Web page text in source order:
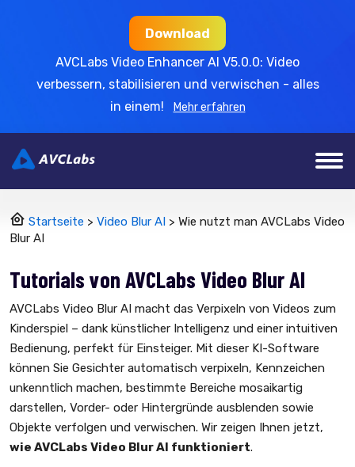
Download
AVCLabs Video Enhancer AI V5.0.0: Video
verbessern, stabilisieren und verwischen - alles
in einem!
Mehr erfahren
Startseite > Video Blur AI > Wie nutzt man AVCLabs Video
Blur AI
Tutorials von AVCLabs Video Blur AI
AVCLabs Video Blur AI macht das Verpixeln von Videos zum
Kinderspiel – dank künstlicher Intelligenz und einer intuitiven
Bedienung, perfekt für Einsteiger. Mit dieser KI-Software
können Sie Gesichter automatisch verpixeln, Kennzeichen
unkenntlich machen, bestimmte Bereiche mosaikartig
darstellen, Vorder- oder Hintergründe ausblenden sowie
Objekte verfolgen und verwischen. Wir zeigen Ihnen jetzt,
wie AVCLabs Video Blur AI funktioniert.